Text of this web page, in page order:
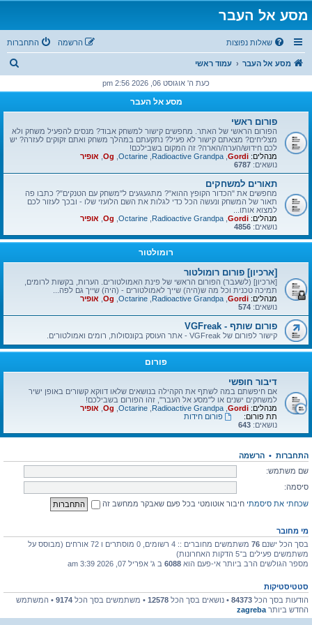
מסע אל העבר
שאלות נפוצות התחברות הרשמה
מסע אל העבר עמוד ראשי
ו
כעת ה' אוגוסט 06, 2026 2:56 pm
מסע אל העבר
פורום ראשי
הפורום הראשי של האתר. מחפשים קישור למשחק אבוד? מנסים להפעיל משחק ולא
מצליחים? מצאתם קישור לא פעיל? נתקעתם במהלך משחק ואתם זקוקים לעזרה? יש
לכם חידוש/הערה/הארה? זה המקום בשבילכם!
מנהלים: Gordi
Radioactive Grandpa
Octarine
Og אופיר
נושאים: 6787
תאורים למשחקים
מחפשים את "הכדור הקופץ ההוא"? מתגעגעים ל"משחק עם הטנקים"? כתבו פה
תאור של המשחק ונעשה הכל כדי לגלות את השם הלועזי שלו - ובכך לעזור לכם
למצוא אותו...
מנהלים: Gordi
Radioactive Grandpa
Octarine
Og אופיר
נושאים: 4856
רומולטור
[ארכיון] פורום רומולטור
[ארכיון] (לשעבר) הפורום הראשי של פינת האמולטורים. הערות, בקשות לרומים,
תמיכה טכנית וכל מה ש(היה) שייך לאמולטורים - (היה) שייך גם לפה...
מנהלים: Gordi
Radioactive Grandpa
Octarine
Og אופיר
נושאים: 574
פורום שותף - VGFreak
קישור לפורום של VGFreak - אתר העוסק בקונסולות, רומים ואמולטורים.
פורום
דיבור חופשי
אם חיפשתם במה לשתף את הקהילה בנושאים שלאו דווקא קשורים באופן ישיר
למשחקים ישנים או ל"מסע אל העבר", זהו הפורום בשבילכם!
מנהלים: Gordi
Radioactive Grandpa
Octarine
Og אופיר
תת פורום:
פורום חידות
נושאים: 643
התחברות • הרשמה
שם משתמש:
סיסמה:
שכחתי את סיסמתי חיבור אוטומטי בכל פעם שאבקר ממחשב זה
מי מחובר
בסך הכל ישנם 76
משתמשים מחוברים :: 4 רשומים, 0 מוסתרים ו 72 אורחים (מבוסס על
משתמשים פעילים ב־5 הדקות האחרונות)
מספר הגולשים הרב ביותר אי-פעם הוא 6088 ב ג' אפריל 07, 2026 3:39 am
סטטיסטיקות
הודעות בסך הכל 84373 • נושאים בסך הכל 12578 • משתמשים בסך הכל 9174 • המשתמש
החדש ביותר zagreba